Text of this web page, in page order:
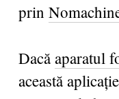
prin
Dacăaparatul
această